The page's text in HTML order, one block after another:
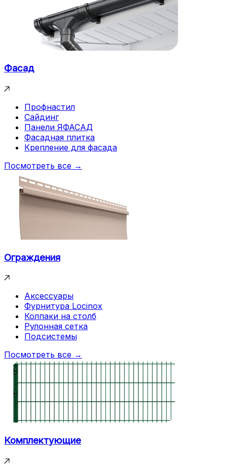
Фасад
Профнастил
Сайдинг
Панели ЯФАСАД
Фасадная плитка
Крепление для фасада
Посмотреть все →
Ограждения
Аксессуары
Фурнитура Locinox
Колпаки на столб
Рулонная сетка
Подсистемы
Посмотреть все →
Комплектующие